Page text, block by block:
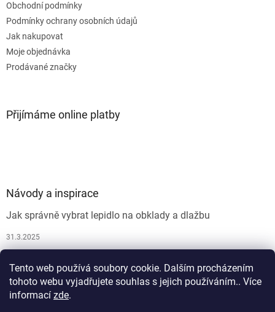
Tento web používá soubory cookie. Dalším procházením
tohoto webu vyjadřujete souhlas s jejich používáním.. Více
informací zde.
Obchodní podmínky
Podmínky ochrany osobních údajů
Jak nakupovat
Moje objednávka
Prodávané značky
Přijímáme online platby
Návody a inspirace
Jak správně vybrat lepidlo na obklady a dlažbu
31.3.2025